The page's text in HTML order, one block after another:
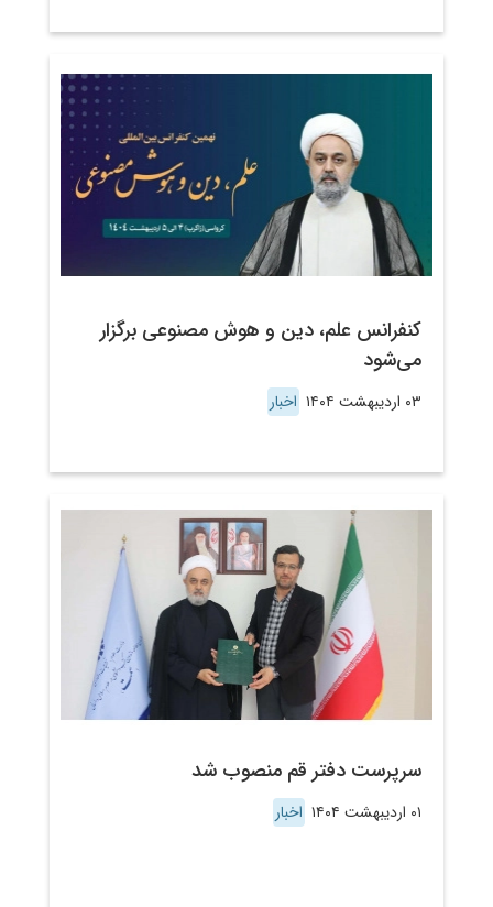
کنفرانس علم، دین و هوش مصنوعی برگزار
می‌شود
۰۳ اردیبهشت ۱۴۰۴ اخبار
سرپرست دفتر قم منصوب شد
۰۱ اردیبهشت ۱۴۰۴ اخبار